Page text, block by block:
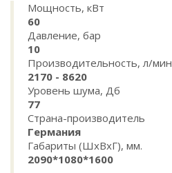
Мощность, кВт
60
Давление, бар
10
Производительность, л/мин
2170 - 8620
Уровень шума, Дб
77
Страна-производитель
Германия
Габариты (ШхВхГ), мм.
2090*1080*1600